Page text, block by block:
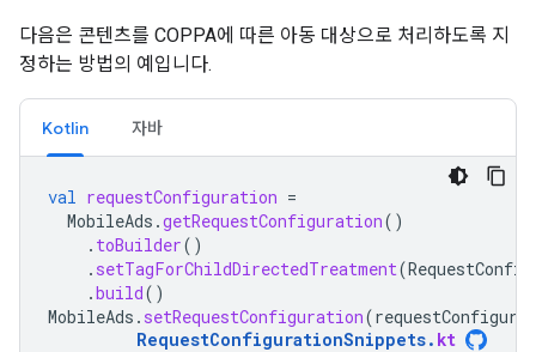
다음은 콘텐츠를 COPPA에 따른 아동 대상으로 처리하도록 지
정하는 방법의 예입니다.
Kotlin 자바
val requestConfiguration =
MobileAds .getRequestConfiguration()
. toBuilder()
. setTagForChildDirectedTreatment(
.build()
MobileAds . setRequestConfiguration(
RequestConfigurationSnippets. kt